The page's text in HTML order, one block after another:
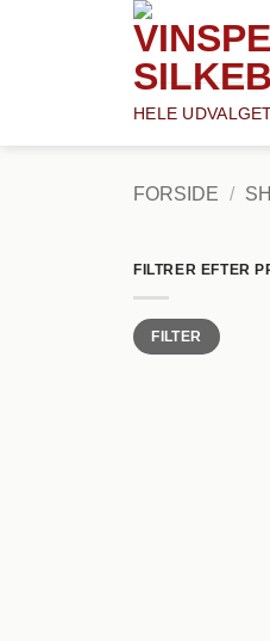
HELE
FORSIDE /
FILTRER EFTER
Mindste
pris
Højeste
prisFILTER